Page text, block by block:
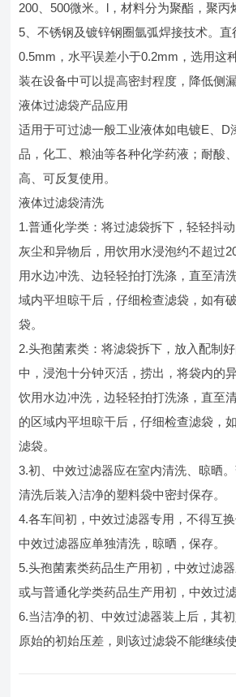
200、500微米。l，材料分为聚酯，聚丙
5、不锈钢及镀锌钢圈氩弧焊接技术。直
0.5mm，水平误差小于0.2mm，选用这
装在设备中可以提高密封程度，降低侧
液体过滤袋产品应用
适用于可过滤一般工业液体如电镀E、D
品，化工、粮油等各种化学药液；耐酸
高、可反复使用。
液体过滤袋清洗
1.普通化学类：将过滤袋拆下，轻轻抖
灰尘和异物后，用饮用水浸泡约不超过
用水边冲洗、边轻轻拍打洗涤，直至清
域内平坦晾干后，仔细检查滤袋，如有
袋。
2.头孢菌素类：将滤袋拆下，放入配制
中，浸泡十分钟灭活，捞出，将袋内的
饮用水边冲洗，边轻轻拍打洗涤，直至
的区域内平坦晾干后，仔细检查滤袋，
滤袋。
3.初、中效过滤器应在室内清洗、晾晒
清洗后装入洁净的塑料袋中密封保存。
4.各车间初，中效过滤器专用，不得互
中效过滤器应单独清洗，晾晒，保存。
5.头孢菌素类药品生产用初，中效过滤
或与普通化学类药品生产用初，中效过滤
6.当洁净的初、中效过滤器装上后，其
原始的初始压差，则该过滤袋不能继续